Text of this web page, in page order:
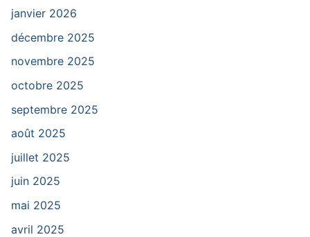
janvier 2026
décembre 2025
novembre 2025
octobre 2025
septembre 2025
août 2025
juillet 2025
juin 2025
mai 2025
avril 2025